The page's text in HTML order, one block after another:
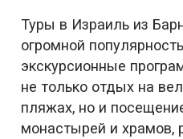
Туры в Израиль из
огромной
экскурсионные
не только отдых на
пляжах, но и
монастырей и храмов,